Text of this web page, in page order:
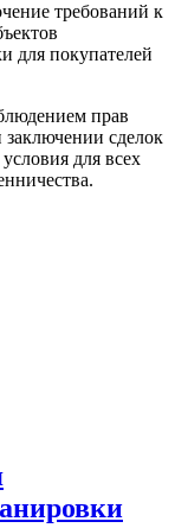
требований к
для покупателей
прав
сделок
для всех